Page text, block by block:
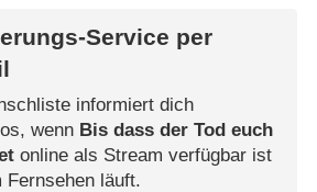
Service per
informiert dich
wenn Bis dass der Tod euch
online als Stream verfügbar ist
Fernsehen läuft.